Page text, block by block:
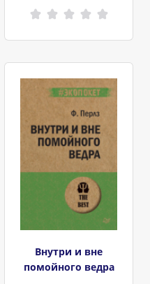
Внутри и вне
помойного ведра